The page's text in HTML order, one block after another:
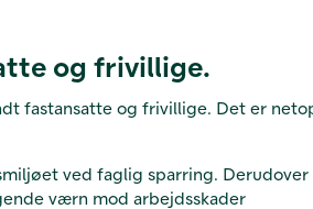
og frivillige.
fastansatte og frivillige. Det er
ved faglig sparring.
værn mod arbejdsskader